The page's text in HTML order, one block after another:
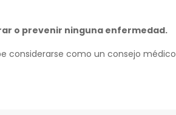
o prevenir ninguna enfermedad.
considerarse como un consejo